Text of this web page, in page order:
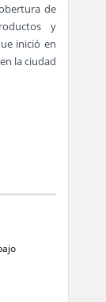
de
y
inició en
la ciudad